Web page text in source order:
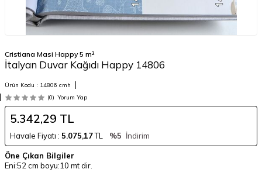
Cristiana Masi Happy 5 m²
İtalyan Duvar Kağıdı Happy 14806
Ürün Kodu : 14806 cmh
(0) Yorum Yap
5.342,29 TL
Havale Fiyatı : 5.075,17TL %5 İndirim
Öne Çıkan Bilgiler
Eni:52 cm boyu:10 mt dir.